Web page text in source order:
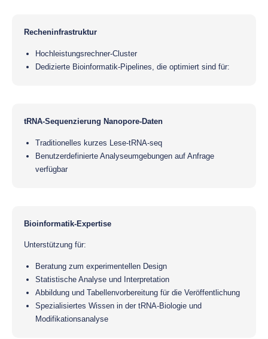
Recheninfrastruktur
Hochleistungsrechner-Cluster
Dedizierte Bioinformatik-Pipelines, die optimiert sind für:
tRNA-Sequenzierung Nanopore-Daten
Traditionelles kurzes Lese-tRNA-seq
Benutzerdefinierte Analyseumgebungen auf Anfrage
verfügbar
Bioinformatik-Expertise
Unterstützung für:
Beratung zum experimentellen Design
Statistische Analyse und Interpretation
Abbildung und Tabellenvorbereitung für die Veröffentlichung
Spezialisiertes Wissen in der tRNA-Biologie und
Modifikationsanalyse